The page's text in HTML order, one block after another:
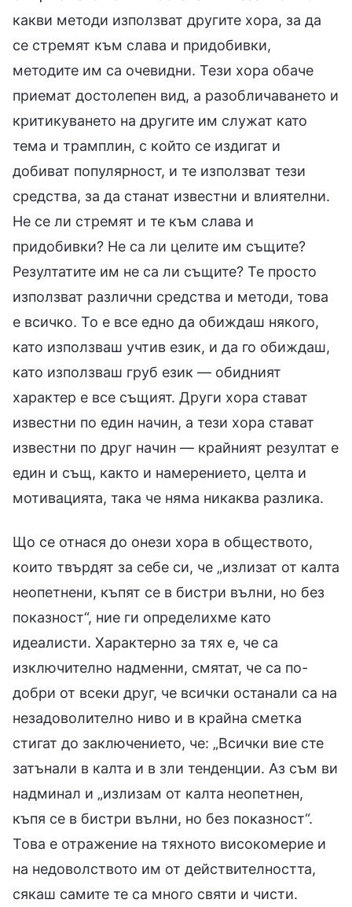
какви методи използват другите хора, за да
се стремят към слава и придобивки,
методите им са очевидни. Тези хора обаче
приемат достолепен вид, а разобличаването и
критикуването на другите им служат като
тема и трамплин, с който се издигат и
добиват популярност, и те използват тези
средства, за да станат известни и влиятелни.
Не се ли стремят и те към слава и
придобивки? Не са ли целите им същите?
Резултатите им не са ли същите? Те просто
използват различни средства и методи, това
е всичко. То е все едно да обиждаш някого,
като използваш учтив език, и да го обиждаш,
като използваш груб език — обидният
характер е все същият. Други хора стават
известни по един начин, а тези хора стават
известни по друг начин — крайният резултат е
един и същ, както и намерението, целта и
мотивацията, така че няма никаква разлика.
Що се отнася до онези хора в обществото,
които твърдят за себе си, че „излизат от калта
неопетнени, къпят се в бистри вълни, но без
показност“, ние ги определихме като
идеалисти. Характерно за тях е, че са
изключително надменни, смятат, че са по-
добри от всеки друг, че всички останали са на
незадоволително ниво и в крайна сметка
стигат до заключението, че: „Всички вие сте
затънали в калта и в зли тенденции. Аз съм ви
надминал и „излизам от калта неопетнен,
къпя се в бистри вълни, но без показност“.
Това е отражение на тяхното високомерие и
на недоволството им от действителността,
сякаш самите те са много святи и чисти.